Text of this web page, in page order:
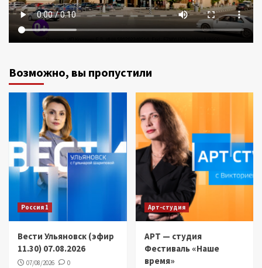
Возможно, вы пропустили
Россия 1
Вести Ульяновск (эфир
11.30) 07.08.2026
07/08/2026 0
Арт-студия
АРТ — студия
Фестиваль «Наше
время»